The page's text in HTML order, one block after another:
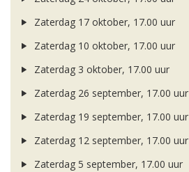
Zaterdag 17 oktober, 17.00 uur
Zaterdag 10 oktober, 17.00 uur
Zaterdag 3 oktober, 17.00 uur
Zaterdag 26 september, 17.00 uur
Zaterdag 19 september, 17.00 uur
Zaterdag 12 september, 17.00 uur
Zaterdag 5 september, 17.00 uur